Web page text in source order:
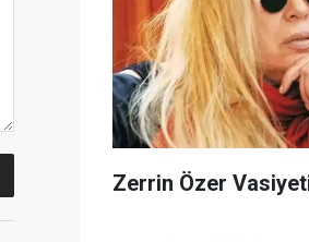
Zerrin Özer